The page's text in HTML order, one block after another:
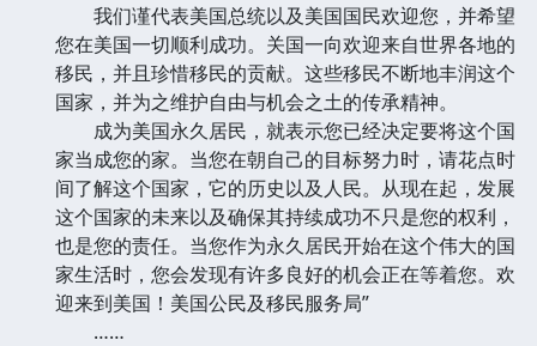
我们谨代表美国总统以及美国国民欢迎您，并希望
您在美国一切顺利成功。关国一向欢迎来自世界各地的
移民，并且珍惜移民的贡献。这些移民不断地丰润这个
国家，并为之维护自由与机会之土的传承精神。
成为美国永久居民，就表示您已经决定要将这个国
家当成您的家。当您在朝自己的目标努力时，请花点时
间了解这个国家，它的历史以及人民。从现在起，发展
这个国家的未来以及确保其持续成功不只是您的权利，
也是您的责任。当您作为永久居民开始在这个伟大的国
家生活时，您会发现有许多良好的机会正在等着您。欢
迎来到美国！美国公民及移民服务局”
……